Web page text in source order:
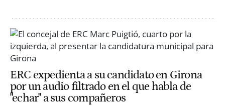
ERC expedienta a su candidato en Girona
por un audio filtrado en el que habla de
"echar" a sus compañeros